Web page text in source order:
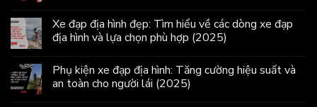
Xe đạp địa hình đẹp: Tìm hiểu về các dòng xe đạp
địa hình và lựa chọn phù hợp (2025)
Phụ kiện xe đạp địa hình: Tăng cường hiệu suất và
an toàn cho người lái (2025)